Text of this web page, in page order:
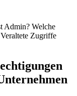
Admin? Welche
Zugriffe